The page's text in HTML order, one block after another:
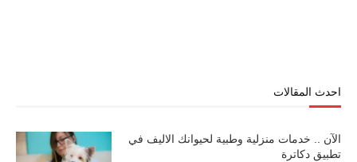
احدث المقالات
الآن .. خدمات منزلية وطبية لحيوانك الاليف في
تطبيق دكاترة